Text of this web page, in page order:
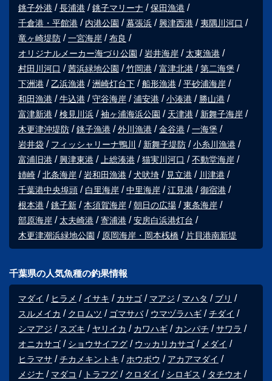
銚子外港
長浦港 銚子マリーナ
保田漁港
千倉港・平館港
内港公園 幕張浜 興津西港
夷隅川河口
竜ヶ崎堤防
一宮海岸
布良
オリジナルメーカー海づり公園
岩井海岸
太東漁港
村田川河口
茜浜緑地公園 竹岡港 富津北港
第二海堡
下洲港
乙浜漁港 洲崎灯台下 船形漁港
平砂浦海岸
和田漁港
牛込港 守谷海岸 浦安港 小湊港
勝山港
富津新港
検見川浜 袖ヶ浦海浜公園 天津港
新舞子海岸
木更津沖堤防
銚子漁港 外川漁港 金谷港
一海堡
岩井袋
フィッシャリーナ鴨川 新舞子堤防
小糸川漁港
富浦旧港
興津東港 上総湊港 猫実川河口
不動堂海岸
姉崎
北条海岸 岩和田漁港 犬吠埼 見立港
川津港
千葉港中央埠頭
白里海岸 中里海岸 江見港
御宿港
根本港
銚子新 本須賀海岸 朝日の広場
東条海岸
部原海岸
太夫崎港 寄浦港
安房白浜港灯台
木更津潮浜緑地公園
原岡海岸・岡本桟橋 片貝港南新堤
千葉県の人気魚種の釣果情報
マダイ ヒラメ イサキ カサゴ マアジ マハタ
ブリ
スルメイカ
クロムツ ゴマサバ ウマヅラハギ
チダイ
シマアジ
スズキ ヤリイカ カワハギ カンパチ
サワラ
オニカサゴ
ショウサイフグ ウッカリカサゴ
メダイ
ヒラマサ
チカメキントキ ホウボウ
アカアマダイ
メジナ
マダコ トラフグ クロダイ シロギス タチウオ